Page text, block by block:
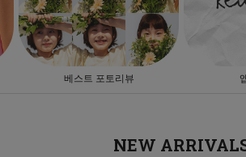
베스트 포토리뷰
NEW